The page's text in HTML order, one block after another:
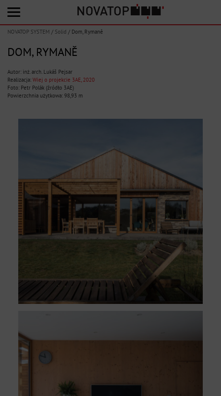
NOVATOP SYSTEM / Solid / Dom, Rymaně
DOM, RYMANĚ
Autor: inż. arch. Lukáš Pejsar
Realizacja: Wiej o projekcie 3AE, 2020
Foto: Petr Polák (źródło 3AE)
Powierzchnia użytkowa: 98,93 m